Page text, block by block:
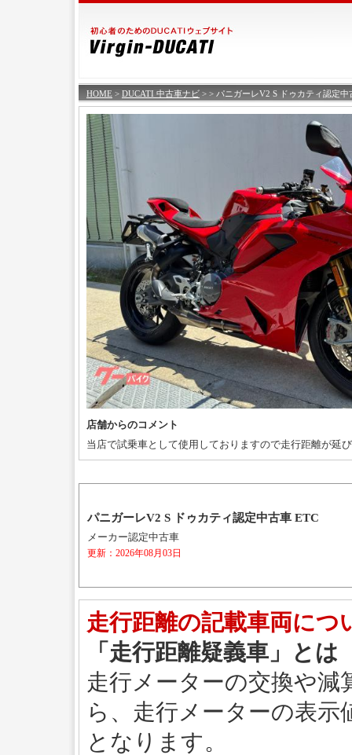
HOME > DUCATI 中古車ナビ > > パニガーレV2 S ドゥカティ認定中
店舗からのコメント
当店で試乗車として使用しておりますので走行距離が延
パニガーレV2 S ドゥカティ認定中古車 ETC
メーカー認定中古車
更新：2026年08月03日
走行距離の記載車両につ
「走行距離疑義車」とは
走行メーターの交換や減
ら、走行メーターの表
となります。